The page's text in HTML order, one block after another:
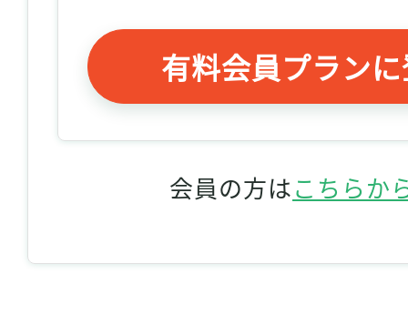
有料会員プラン
会員の方はこちらか